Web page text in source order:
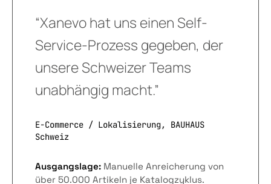
“Xanevo hat uns einen Self-
Service-Prozess gegeben, der
unsere Schweizer Teams
unabhängig macht.”
E-Commerce / Lokalisierung, BAUHAUS
Schweiz
Ausgangslage: Manuelle Anreicherung von
über 50.000 Artikeln je Katalogzyklus.